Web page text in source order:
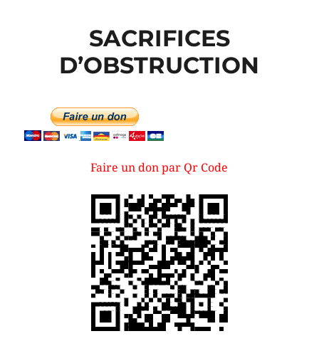
SACRIFICES
D’OBSTRUCTION
Faire un don par Qr Code